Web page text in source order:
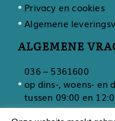
Privacy en cookies
Algemene
ALGEMENE
036 – 5361600
op dins-, woens- en
tussen 09:00 en